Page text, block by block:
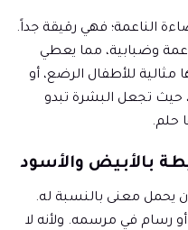
الناعمة؛ فهي رقيقة جداً.
وضبابية، مما يعطي
مثالية للأطفال الرضع، أو
حيث تجعل البشرة تبدو
حلم.
معنى بالنسبة له.
رسام في مرسمه. ولأنه لا